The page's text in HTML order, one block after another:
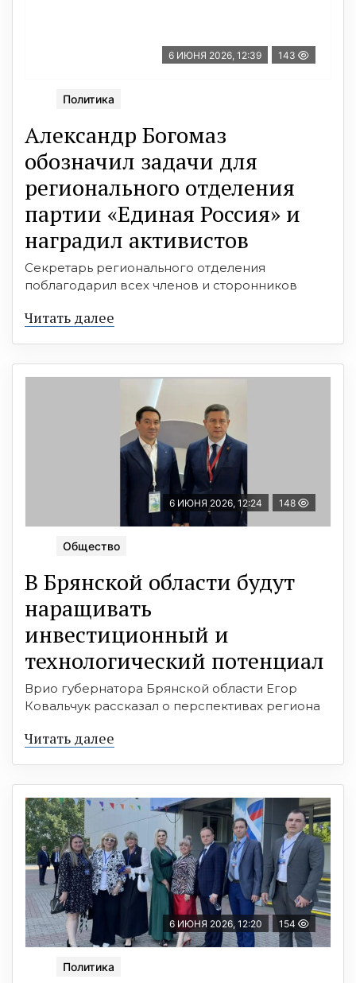
6 ИЮНЯ 2026, 12:39 143
Политика
Александр Богомаз
обозначил задачи для
регионального отделения
партии «Единая Россия» и
наградил активистов
Секретарь регионального отделения
поблагодарил всех членов и сторонников
Читать далее
6 ИЮНЯ 2026, 12:24 148
Общество
В Брянской области будут
наращивать
инвестиционный и
технологический потенциал
Врио губернатора Брянской области Егор
Ковальчук рассказал о перспективах региона
Читать далее
6 ИЮНЯ 2026, 12:20 154
Политика